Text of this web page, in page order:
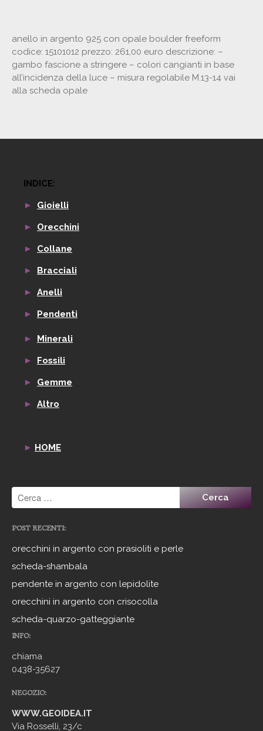
anello in argento 925 con opale boulder freeform
codice: 15101012 prezzo: 261,00 euro descrizione: –
gambo fascione a stringere – colori cangianti in base
all’incidenza della luce – misura regolabile M.13-14 vai
alla scheda opale
INDICE:
► Gioielli
► Orecchini
► Collane
► Bracciali
► Anelli
► Pendenti
► Minerali
► Fossili
► Gemme
► Altro
► HOME
POST RECENTI:
orecchini in argento con prasioliti e perle
scheda-shambala
pendente in argento con lepidolite
orecchini in argento con crisocolla
scheda-quarzo-gatteggiante
INFO:
chiama
0438-35627
NEGOZIO:
WWW.GEOIDEA.IT
Via Rosselli, 23/c